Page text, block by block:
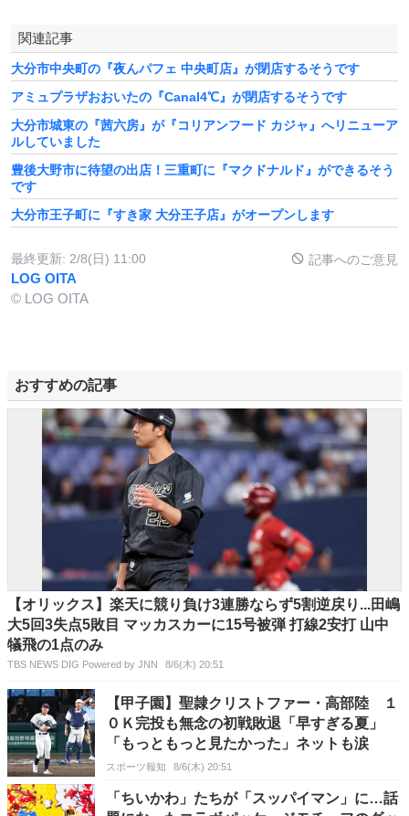
関連記事
大分市中央町の『夜んパフェ 中央町店』が閉店するそうです
アミュプラザおおいたの『Canal4℃』が閉店するそうです
大分市城東の『茜六房』が『コリアンフード カジャ』へリニューア
ルしていました
豊後大野市に待望の出店！三重町に『マクドナルド』ができるそう
です
大分市王子町に『すき家 大分王子店』がオープンします
最終更新: 2/8(日) 11:00 記事へのご意見
LOG OITA
© LOG OITA
おすすめの記事
【オリックス】楽天に競り負け3連勝ならず5割逆戻り...田嶋
大5回3失点5敗目 マッカスカーに15号被弾 打線2安打 山中
犠飛の1点のみ
TBS NEWS DIG Powered by JNN 8/6(木) 20:51
【甲子園】聖隷クリストファー・高部陸 １
０Ｋ完投も無念の初戦敗退「早すぎる夏」
「もっともっと見たかった」ネットも涙
スポーツ報知 8/6(木) 20:51
「ちいかわ」たちが「スッパイマン」に…話